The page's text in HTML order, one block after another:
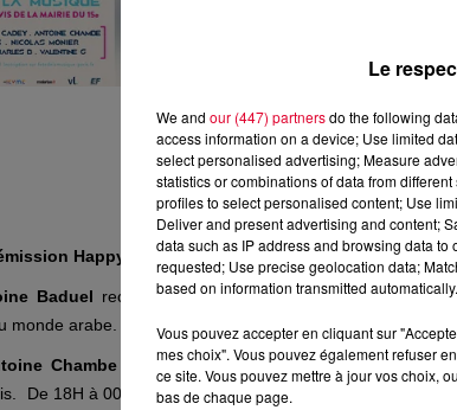
Happy Hour FG spéciale Fête de la Musique
Baduel recevraJack Lang, ancien ministre de la
monde arabe.
Chambe évoqueront le concert électro organisé
De 18H à 00h30,French Fuse, Charles B, Valentine
Le
We and our (447) partnersdo the following
access information on a device; Use limited
select personalised advertising; Measure
statistics or combinations of data from
profiles to select personalised content; Use
Deliver and present advertising and content;
data such as IP address and browsing data
requested; Use precise geolocation data;
based on information transmitted automatically.
Vous pouvez accepter en cliquant sur
mes choix". Vous pouvez également refuser
ce site. Vous pouvez mettre à jour vos choix,
bas de chaque page.